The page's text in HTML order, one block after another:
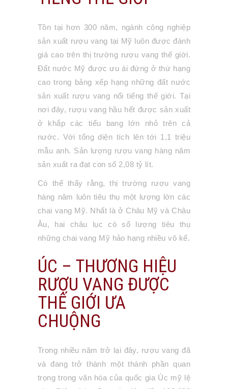
Tồn tại hơn 300 năm, ngành công nghiệp
sản xuất rượu vang tại Mỹ luôn được đánh
giá cao trên thị trường rượu vang thế giới.
Đất nước Mỹ được ưu ái đứng ở thứ hạng
cao trong bảng xếp hạng những đất nước
sản xuất rượu vang nổi tiếng thế giới. Tại
nơi đây, rượu vang hầu hết được sản xuất
ở khắp các tiểu bang lớn nhỏ trên cả
nước. Với tổng diện tích lên tới 1,1 triệu
mẫu anh. Sản lượng rượu vang hàng năm
sản xuất ra đạt con số 2,08 tỷ lít.
Có thể thấy rằng, thị trường rượu vang
hàng năm luôn tiêu thụ một lượng lớn các
chai vang Mỹ. Nhất là ở Châu Mỹ và Châu
Âu, hai châu lục có số lượng tiêu thụ
những chai vang Mỹ hảo hạng nhiều vô kể.
ÚC – THƯƠNG HIỆU
RƯỢU VANG ĐƯỢC
THẾ GIỚI ƯA
CHUỘNG
Trong nhiều năm trở lại đây, rượu vang đã
và đang trở thành một thành phần quan
trọng trong văn hóa của quốc gia Úc mỹ lệ